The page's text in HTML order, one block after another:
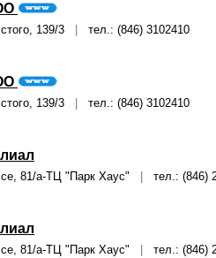
139/3 тел.: (846) 3102410
139/3 тел.: (846) 3102410
81/а-ТЦ "Парк Хаус" тел.: (846)
81/а-ТЦ "Парк Хаус" тел.: (846)